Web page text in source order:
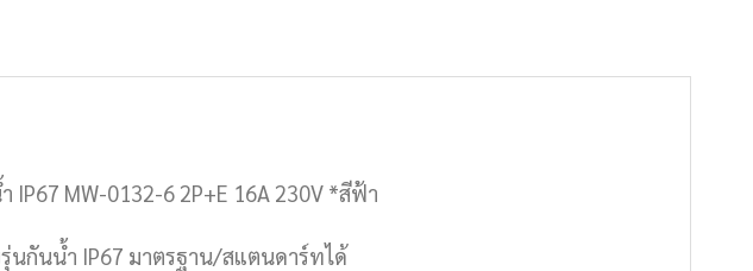
IP67 MW-0132-6 2P+E 16A 230V *สีฟ้า
นกันน้ำ IP67 มาตรฐาน/สแตนดาร์ทได้